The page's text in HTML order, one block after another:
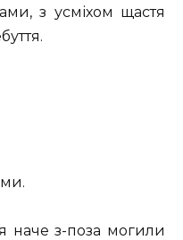
з усміхом щастя
наче з-поза могили